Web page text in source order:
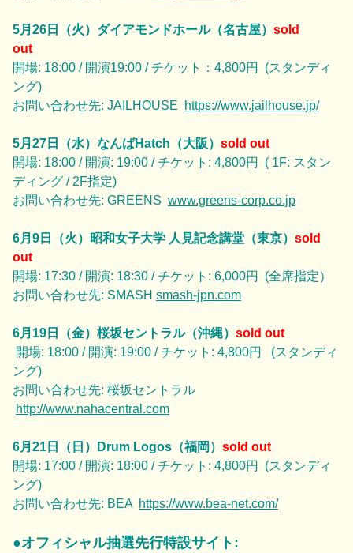
5月26日（火）ダイアモンドホール（名古屋） sold
out
開場: 18:00 / 開演19:00 / チケット：4,800円 (スタンディ
ング)
お問い合わせ先: JAILHOUSE
https://www.jailhouse.jp/
5月27日（水）なんばHatch（大阪） sold out
開場: 18:00 / 開演: 19:00 / チケット: 4,800円 ( 1F: スタン
ディング / 2F指定)
お問い合わせ先: GREENS www.greens-corp.co.jp
6月9日（火）昭和女子大学 人見記念講堂（東京） sold
out
開場: 17:30 / 開演: 18:30 / チケット: 6,000円 (全席指定）
お問い合わせ先: SMASH smash-jpn.com
6月19日（金） 桜坂セントラル（沖縄） sold out
開場: 18:00 / 開演: 19:00 / チケット: 4,800円 (スタンディ
ング)
お問い合わせ先: 桜坂セントラル
http://www.nahacentral.com
6月21日（日）Drum Logos（福岡） sold out
開場: 17:00 / 開演: 18:00 / チケット: 4,800円 (スタンディ
ング)
お問い合わせ先: BEA https://www.bea-net.com/
●オフィシャル抽選先行特設サイト: